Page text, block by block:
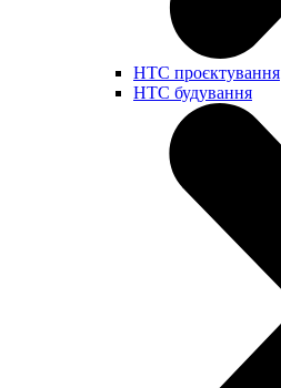
НТС проєктування
НТС будування